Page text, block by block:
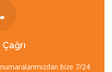
bize 7/24
57 57